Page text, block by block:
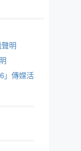
明
」傳媒活